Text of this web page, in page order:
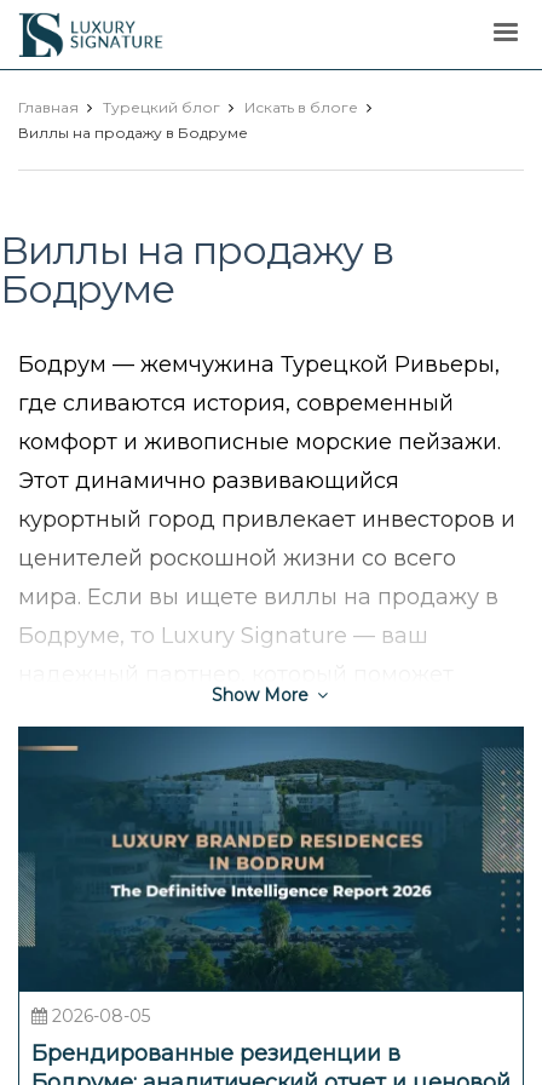
Luxury
Signature
Главная Турецкий блог
Искать в блоге
Виллы на продажу в Бодруме
Виллы на продажу в
Бодруме
Бодрум — жемчужина Турецкой Ривьеры,
где сливаются история, современный
комфорт и живописные морские пейзажи.
Этот динамично развивающийся
курортный город привлекает инвесторов и
ценителей роскошной жизни со всего
мира. Если вы ищете виллы на продажу в
Бодруме, то Luxury Signature — ваш
самым высоким стандартам качества и
эксклюзивности.
Почему стоит
инвестировать в виллу в
Бодруме?
Уникальное расположение и
Бодрум расположен на берегу Эгейского
моря, что обеспечивает мягкий
Show More
2026-08-05
Брендированные резиденции в